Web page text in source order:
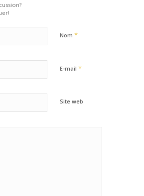
Nom *
E-mail *
Site web